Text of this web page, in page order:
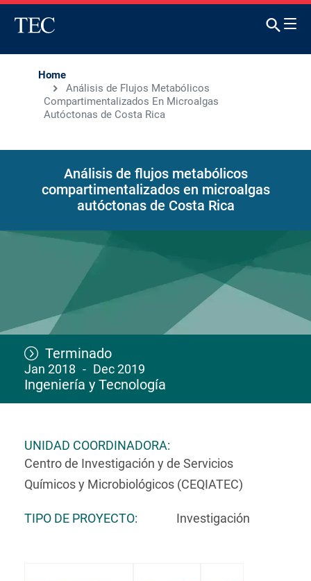
Home
Análisis de Flujos Metabólicos
Compartimentalizados En Microalgas
Autóctonas de Costa Rica
Análisis de flujos metabólicos
compartimentalizados en microalgas
autóctonas de Costa Rica
Terminado
Jan 2018 Dec 2019
Ingeniería y Tecnología
UNIDAD COORDINADORA
Centro de Investigación y de Servicios
Químicos y Microbiológicos (CEQIATEC)
TIPO DE PROYECTO Investigación